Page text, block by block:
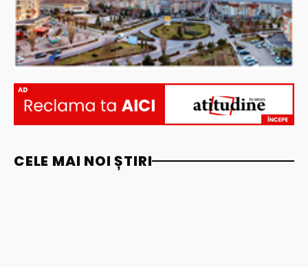
AD
CELE MAI NOI ȘTIRI